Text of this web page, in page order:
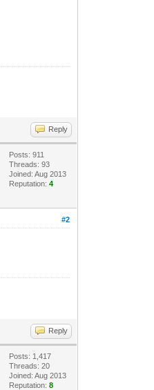
Reply
Posts: 911
Threads: 93
Joined: Aug 2013
Reputation:4
#2
Reply
Posts: 1,417
Threads: 20
Joined: Aug 2013
Reputation:8